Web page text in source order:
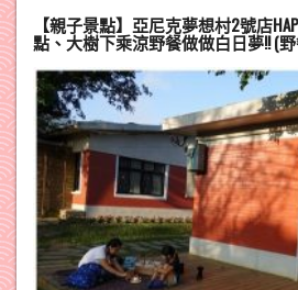
【親子景點】亞尼克夢想村2號店
點、大樹下乘涼野餐做做白日夢!! (